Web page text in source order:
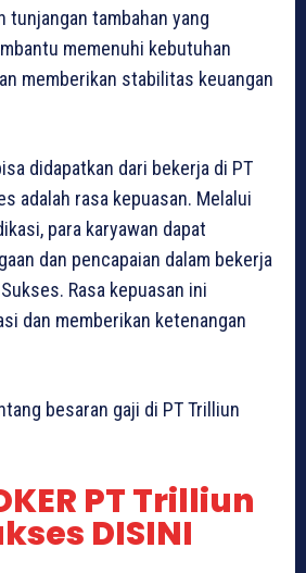
tunjangan tambahan yang
memenuhi kebutuhan
memberikan stabilitas keuangan
didapatkan dari bekerja di PT
adalah rasa kepuasan. Melalui
para karyawan dapat
dan pencapaian dalam bekerja
Rasa kepuasan ini
dan memberikan ketenangan
besaran gaji di PT Trilliun
PT Trilliun
DISINI